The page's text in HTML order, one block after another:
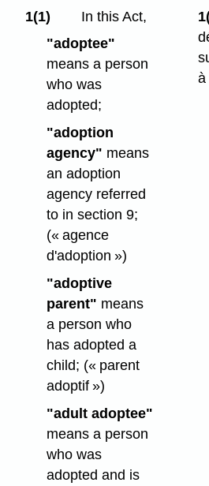
1(1)
In this Act,
"adoptee"
means a person
who was
adopted;
"adoption
agency" means
an adoption
agency referred
to in section 9;
(« agence
d'adoption »)
"adoptive
parent" means
a person who
has adopted a
child; (« parent
adoptif »)
"adult adoptee"
means a person
who was
adopted and is
à